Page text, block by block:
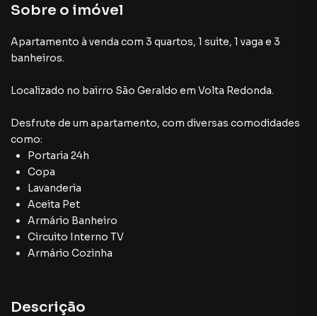
Sobre o imóvel
Apartamento à venda com 3 quartos, 1 suite, 1 vaga e 3
banheiros.
Localizado no bairro São Geraldo em Volta Redonda.
Desfrute de um apartamento, com diversas comodidades
como:
Portaria 24h
Copa
Lavanderia
Aceita Pet
Armário Banheiro
Circuito Interno TV
Armário Cozinha
Descrição